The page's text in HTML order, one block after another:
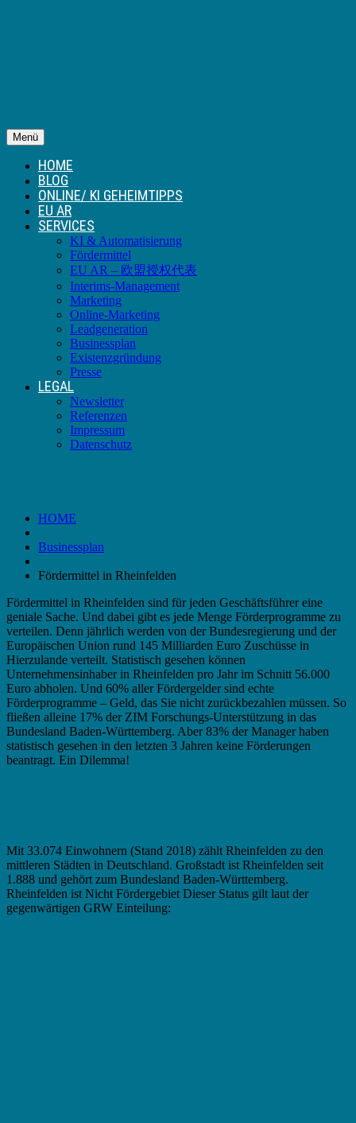
Menü
HOME
BLOG
ONLINE/ KI GEHEIMTIPPS
EU AR
SERVICES
KI & Automatisierung
Fördermittel
EU AR – 欧盟授权代表
Interims-Management
Marketing
Online-Marketing
Leadgeneration
Businessplan
Existenzgründung
Presse
LEGAL
Newsletter
Referenzen
Impressum
Datenschutz
HOME
Businessplan
Fördermittel in Rheinfelden
Fördermittel in Rheinfelden sind für jeden Geschäftsführer eine
geniale Sache. Und dabei gibt es jede Menge Förderprogramme zu
verteilen. Denn jährlich werden von der Bundesregierung und der
Europäischen Union rund 145 Milliarden Euro Zuschüsse in
Hierzulande verteilt. Statistisch gesehen können
Unternehmensinhaber in Rheinfelden pro Jahr im Schnitt 56.000
Euro abholen. Und 60% aller Fördergelder sind echte
Förderprogramme – Geld, das Sie nicht zurückbezahlen müssen. So
fließen alleine 17% der ZIM Forschungs-Unterstützung in das
Bundesland Baden-Württemberg. Aber 83% der Manager haben
statistisch gesehen in den letzten 3 Jahren keine Förderungen
beantragt. Ein Dilemma!
Mit 33.074 Einwohnern (Stand 2018) zählt Rheinfelden zu den
mittleren Städten in Deutschland. Großstadt ist Rheinfelden seit
1.888 und gehört zum Bundesland Baden-Württemberg.
Rheinfelden ist Nicht Fördergebiet Dieser Status gilt laut der
gegenwärtigen GRW Einteilung: